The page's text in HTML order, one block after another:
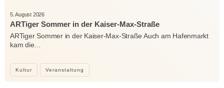
Kultur Veranstaltung
5. August 2026
ARTiger Sommer in der Kaiser-Max-Straße
ARTiger Sommer in der Kaiser-Max-Straße Auch am Hafenmarkt
kam die…